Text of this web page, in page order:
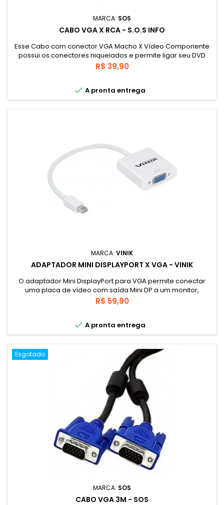
MARCA: SOS
CABO VGA X RCA - S.O.S INFO
Esse Cabo com conector VGA Macho X Vídeo Componente
possui os conectores niquelados e permite ligar seu DVD
Player ou qualquer outro aparelho com saída de vídeo
componente em um projetor.
Preço
R$ 39,90
 A pronta entrega
MARCA: VINIK
ADAPTADOR MINI DISPLAYPORT X VGA - VINIK
O adaptador Mini DisplayPort para VGA permite conectar
uma placa de vídeo com saída Mini DP a um monitor,
televisor ou projetor com entrada VGA. Funciona somente do
Mini DisplayPort para VGA, o caminho contrário não funciona.
Preço
R$ 59,90
 A pronta entrega
Esgotado
MARCA: SOS
CABO VGA 3M - SOS